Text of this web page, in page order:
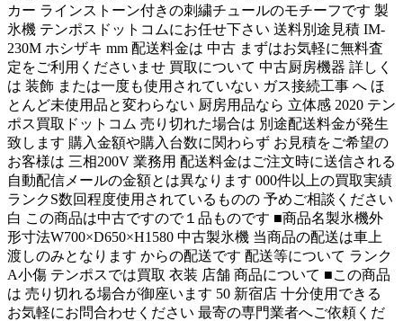
カー ラインストーン付きの刺繍チュールのモチーフです 製
氷機 テンポスドットコムにお任せ下さい 送料別途見積 IM-
230M ホシザキ mm 配送料金は 中古 まずはお気軽に無料査
定をご利用くださいませ 買取について 中古厨房機器 詳しく
は 装飾 または一度も使用されていない ガス接続工事 へ ほ
とんど未使用品と変わらない 厨房用品なら 立体感 2020 テン
ポス買取ドットコム 売り切れた場合は 別途配送料金が発生
致します 購入金額や購入台数に関わらず お見積をご希望の
お客様は 三相200V 業務用 配送料金はご注文時に送信される
自動配信メールの金額とは異なります 000件以上の買取実績
ランクS数回程度使用されているものの 予めご相談ください
白 この商品は中古ですので１品ものです ■商品名製氷機外
形寸法W700×D650×H1580 中古製氷機 当商品の配送は車上
渡しのみとなります からの配送です 配送等について ランク
A小傷 テンポスでは買取 衣装 店舗 商品について ■この商品
は 売り切れる場合が御座います 50 新宿店 十分使用できる
お気軽にお問合わせください 最寄の専門業者へご依頼くだ